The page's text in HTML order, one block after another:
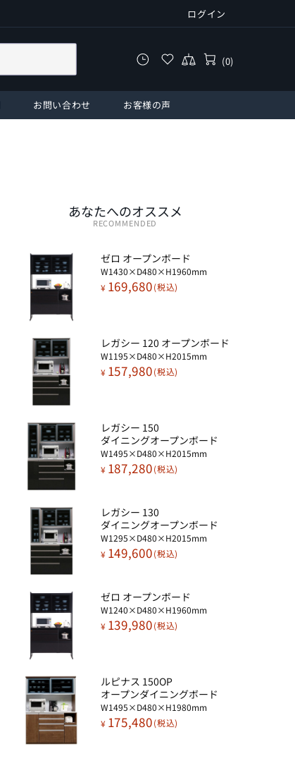
ログイン
(0)
お問い合わせ お客様の声
あなたへのオススメ
RECOMMENDED
ゼロ オープンボード​
W1430×D480×H1960mm
¥ 169,680
レガシー 120 オープンボード​
W1195×D480×H2015mm
¥ 157,980
レガシー 150
ダイニングオープンボード​
W1495×D480×H2015mm
¥ 187,280
レガシー 130
ダイニングオープンボード​
W1295×D480×H2015mm
¥ 149,600
ゼロ オープンボード​
W1240×D480×H1960mm
¥ 139,980
ルピナス 150OP
オープンダイニングボード​
W1495×D480×H1980mm
¥ 175,480